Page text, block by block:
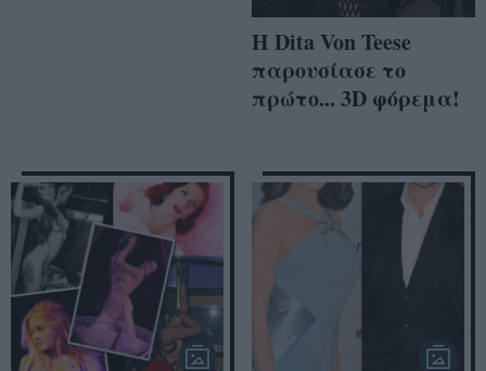
Η Dita Von Teese
παρουσίασε το
πρώτο... 3D φόρεμα!